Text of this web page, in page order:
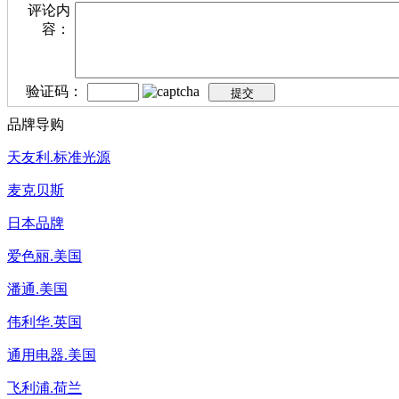
评论内
容：
验证码：
品牌导购
天友利.标准光源
麦克贝斯
日本品牌
爱色丽.美国
潘通.美国
伟利华.英国
通用电器.美国
飞利浦.荷兰